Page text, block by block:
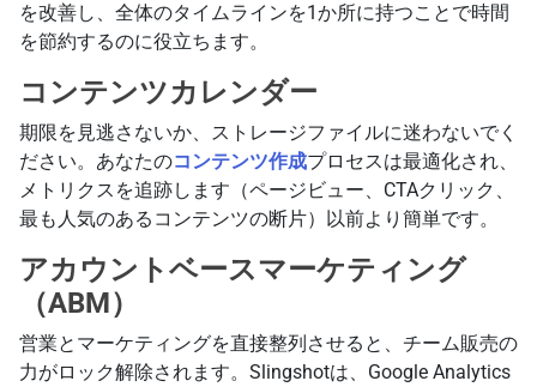
を改善し、全体のタイムラインを1か所に持つことで時間
を節約するのに役立ちます。
コンテンツカレンダー
期限を見逃さないか、ストレージファイルに迷わないでく
ださい。あなたのコンテンツ作成プロセスは最適化され、
メトリクスを追跡します（ページビュー、CTAクリック、
最も人気のあるコンテンツの断片）以前より簡単です。
アカウントベースマーケティング
（ABM）
営業とマーケティングを直接整列させると、チーム販売の
力がロック解除されます。Slingshotは、Google Analytics